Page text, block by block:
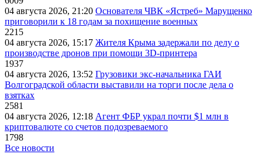
04 августа 2026, 21:20 Основателя ЧВК «Ястреб» Марущенко
приговорили к 18 годам за похищение военных
2215
04 августа 2026, 15:17 Жителя Крыма задержали по делу о
производстве дронов при помощи 3D‑принтера
1937
04 августа 2026, 13:52 Грузовики экс-начальника ГАИ
Волгоградской области выставили на торги после дела о
взятках
2581
04 августа 2026, 12:18 Агент ФБР украл почти $1 млн в
криптовалюте со счетов подозреваемого
1798
Все новости